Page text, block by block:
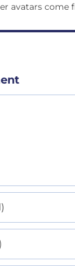
avatars come